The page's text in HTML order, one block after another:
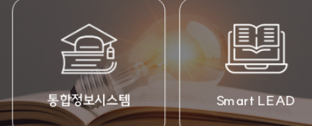
Smart LEAD 출결관리시스템